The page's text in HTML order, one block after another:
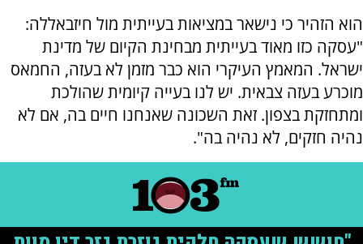
הוא הזהיר כי נישאר במציאות בעייתית מול חיזבאללה:
"עסקה כזו מאוד בעייתית מבחינת הקיום של מדינת
ישראל. המאמץ העיקרי הוא כבר מזמן לא בעזה, החמאס
מוכרע בעזה צבאית. יש לנו בעייה קיומית שהולכת
ומתחזקת בצפון. זאת השכונה שאנחנו חיים בה, אם לא
נהיה חזקים, לא נהיה בה".